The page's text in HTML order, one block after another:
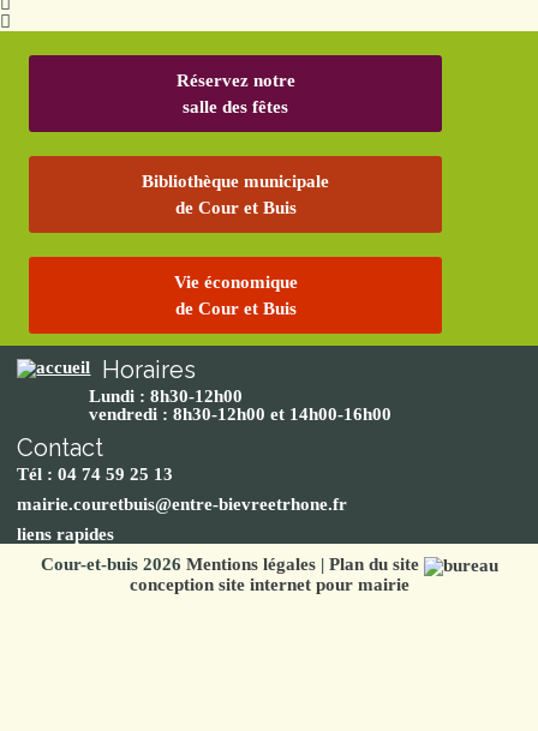
Réservez notre
salle des fêtes
Bibliothèque municipale
de Cour et Buis
Vie économique
de Cour et Buis
Horaires
Lundi : 8h30-12h00
vendredi : 8h30-12h00 et 14h00-16h00
Contact
Tél : 04 74 59 25 13
mairie.couretbuis@entre-bievreetrhone.fr
liens rapides
Cour-et-buis 2026 Mentions légales| Plan du site
conception site internet pour mairie